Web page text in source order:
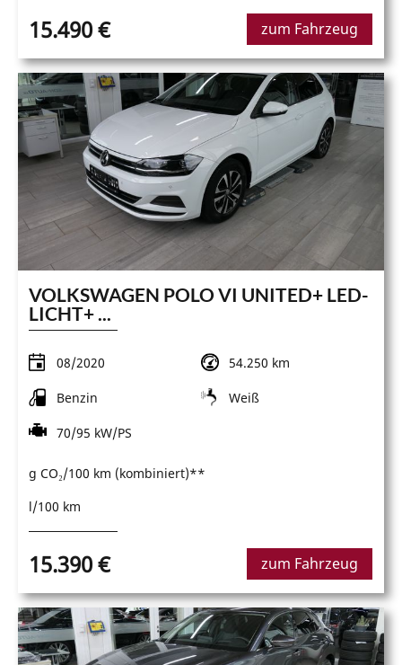
15.490 € zum Fahrzeug
VOLKSWAGEN POLO VI UNITED+ LED-
LICHT+ ...
08/2020 54.250 km
Benzin Weiß
70/95 kW/PS
g CO₂/100 km (kombiniert)**
l/100 km
15.390 € zum Fahrzeug